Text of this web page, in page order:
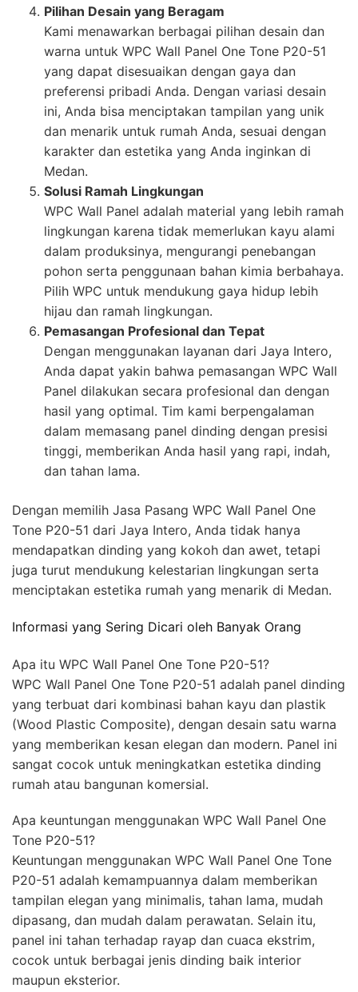
Pilihan Desain yang Beragam
Kami menawarkan berbagai pilihan desain dan
warna untuk WPC Wall Panel One Tone P20-51
yang dapat disesuaikan dengan gaya dan
preferensi pribadi Anda. Dengan variasi desain
ini, Anda bisa menciptakan tampilan yang unik
dan menarik untuk rumah Anda, sesuai dengan
karakter dan estetika yang Anda inginkan di
Medan.
Solusi Ramah Lingkungan
WPC Wall Panel adalah material yang lebih ramah
lingkungan karena tidak memerlukan kayu alami
dalam produksinya, mengurangi penebangan
pohon serta penggunaan bahan kimia berbahaya.
Pilih WPC untuk mendukung gaya hidup lebih
hijau dan ramah lingkungan.
Pemasangan Profesional dan Tepat
Dengan menggunakan layanan dari Jaya Intero,
Anda dapat yakin bahwa pemasangan WPC Wall
Panel dilakukan secara profesional dan dengan
hasil yang optimal. Tim kami berpengalaman
dalam memasang panel dinding dengan presisi
tinggi, memberikan Anda hasil yang rapi, indah,
dan tahan lama.
Dengan memilih Jasa Pasang WPC Wall Panel One
Tone P20-51 dari Jaya Intero, Anda tidak hanya
mendapatkan dinding yang kokoh dan awet, tetapi
juga turut mendukung kelestarian lingkungan serta
menciptakan estetika rumah yang menarik di Medan.
Informasi yang Sering Dicari oleh Banyak Orang
Apa itu WPC Wall Panel One Tone P20-51?
WPC Wall Panel One Tone P20-51 adalah panel dinding
yang terbuat dari kombinasi bahan kayu dan plastik
(Wood Plastic Composite), dengan desain satu warna
yang memberikan kesan elegan dan modern. Panel ini
sangat cocok untuk meningkatkan estetika dinding
rumah atau bangunan komersial.
Apa keuntungan menggunakan WPC Wall Panel One
Tone P20-51?
Keuntungan menggunakan WPC Wall Panel One Tone
P20-51 adalah kemampuannya dalam memberikan
tampilan elegan yang minimalis, tahan lama, mudah
dipasang, dan mudah dalam perawatan. Selain itu,
panel ini tahan terhadap rayap dan cuaca ekstrim,
cocok untuk berbagai jenis dinding baik interior
maupun eksterior.